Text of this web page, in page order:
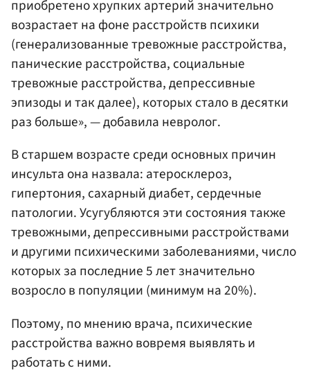
приобретено хрупких артерий значительно
возрастает на фоне расстройств психики
(генерализованные тревожные расстройства,
панические расстройства, социальные
тревожные расстройства, депрессивные
эпизоды и так далее), которых стало в десятки
раз больше», — добавила невролог.
В старшем возрасте среди основных причин
инсульта она назвала: атеросклероз,
гипертония, сахарный диабет, сердечные
патологии. Усугубляются эти состояния также
тревожными, депрессивными расстройствами
и другими психическими заболеваниями, число
которых за последние 5 лет значительно
возросло в популяции (минимум на 20%).
Поэтому, по мнению врача, психические
расстройства важно вовремя выявлять и
работать с ними.